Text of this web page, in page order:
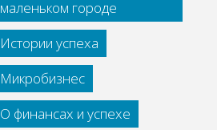
маленьком городе
Истории успеха
Микробизнес
О финансах и успехе